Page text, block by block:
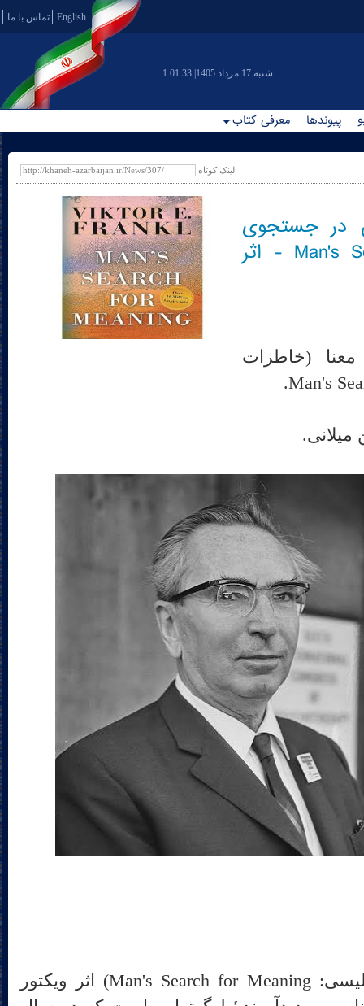
English تماس با ما
1:01:33 |شنبه 17 مرداد 1405
پیوندها معرفی کتاب
لینک کوتاه
در جستجوی
معنا - Man's Search for Meaning - اثر
(خاطرات
انسان در جستجوی معنا (انگلیسی: Man's Search for Meaning) اثر ویکتور